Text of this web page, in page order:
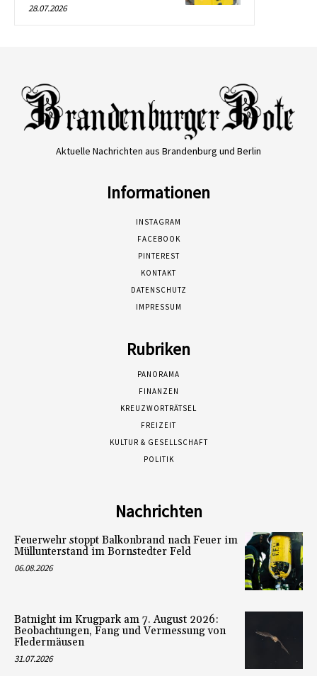
28.07.2026
Aktuelle Nachrichten aus Brandenburg und Berlin
Informationen
INSTAGRAM
FACEBOOK
PINTEREST
KONTAKT
DATENSCHUTZ
IMPRESSUM
Rubriken
PANORAMA
FINANZEN
KREUZWORTRÄTSEL
FREIZEIT
KULTUR & GESELLSCHAFT
POLITIK
Nachrichten
Feuerwehr stoppt Balkonbrand nach Feuer im
Müllunterstand im Bornstedter Feld
06.08.2026
Batnight im Krugpark am 7. August 2026:
Beobachtungen, Fang und Vermessung von
Fledermäusen
31.07.2026